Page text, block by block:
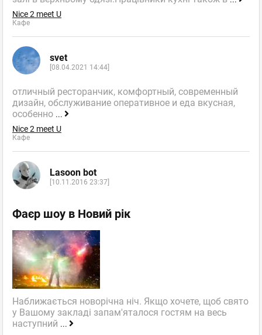
Nice 2 meet U
Кафе
svet
[08.04.2021 14:44]
отличный ресторанчик, комфортный, современный
дизайн, обслуживание оперативное и еда вкусная,
особенно ...
Nice 2 meet U
Кафе
Lasoon bot
[10.11.2016 23:37]
Фаєр шоу в Новий рік
Наближається новорічна ніч. Якщо хочете, щоб свято
у Вашому закладі запам'яталося гостям на весь
наступний ...